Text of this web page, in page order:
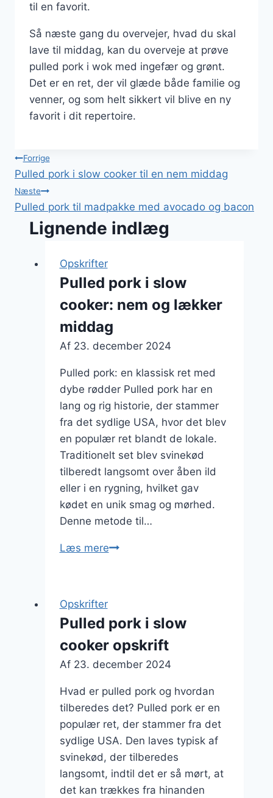
til en favorit.
Så næste gang du overvejer, hvad du skal
lave til middag, kan du overveje at prøve
pulled pork i wok med ingefær og grønt.
Det er en ret, der vil glæde både familie og
venner, og som helt sikkert vil blive en ny
favorit i dit repertoire.
Indlægsnavigation
Forrige
Pulled pork i slow cooker til en nem middag
Næste
Pulled pork til madpakke med avocado og bacon
Lignende indlæg
Opskrifter
Pulled pork i slow
cooker: nem og lækker
middag
Af 23. december 2024
Pulled pork: en klassisk ret med
dybe rødder Pulled pork har en
lang og rig historie, der stammer
fra det sydlige USA, hvor det blev
en populær ret blandt de lokale.
Traditionelt set blev svinekød
tilberedt langsomt over åben ild
eller i en rygning, hvilket gav
kødet en unik smag og mørhed.
Denne metode til…
Læs merePulled
nem
og
lækker
Opskrifter
Pulled pork i slow
cooker opskrift
Af 23. december 2024
Hvad er pulled pork og hvordan
tilberedes det? Pulled pork er en
populær ret, der stammer fra det
sydlige USA. Den laves typisk af
svinekød, der tilberedes
langsomt, indtil det er så mørt, at
det kan trækkes fra hinanden